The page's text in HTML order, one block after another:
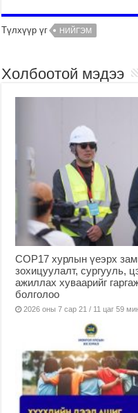
Түлхүүр үг НИЙГЭМ
Холбоотой мэдээ
COP17 хурлын үеэрх
зохицуулалт, сургууль,
ажиллах хуваарийг
болголоо
2026 оны 7 сар 21 / 11 цаг 59